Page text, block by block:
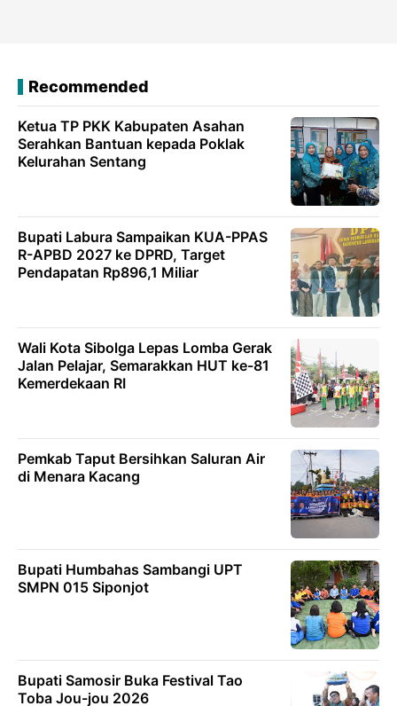
Recommended
Ketua TP PKK Kabupaten Asahan
Serahkan Bantuan kepada Poklak
Kelurahan Sentang
Bupati Labura Sampaikan KUA-PPAS
R-APBD 2027 ke DPRD, Target
Pendapatan Rp896,1 Miliar
Wali Kota Sibolga Lepas Lomba Gerak
Jalan Pelajar, Semarakkan HUT ke-81
Kemerdekaan RI
Pemkab Taput Bersihkan Saluran Air
di Menara Kacang
Bupati Humbahas Sambangi UPT
SMPN 015 Siponjot
Bupati Samosir Buka Festival Tao
Toba Jou-jou 2026